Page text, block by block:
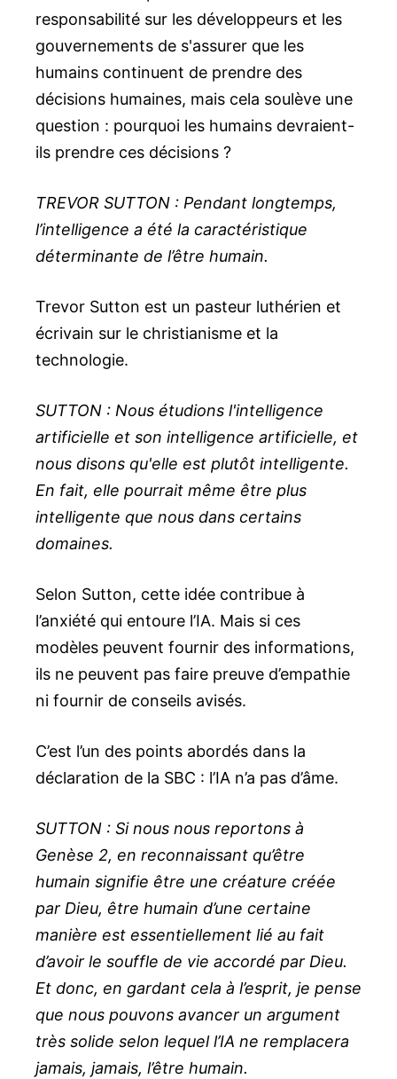
responsabilité sur les développeurs et les
gouvernements de s'assurer que les
humains continuent de prendre des
décisions humaines, mais cela soulève une
question : pourquoi les humains devraient-
ils prendre ces décisions ?
TREVOR SUTTON : Pendant longtemps,
l’intelligence a été la caractéristique
déterminante de l’être humain.
Trevor Sutton est un pasteur luthérien et
écrivain sur le christianisme et la
technologie.
SUTTON : Nous étudions l'intelligence
artificielle et son intelligence artificielle, et
nous disons qu'elle est plutôt intelligente.
En fait, elle pourrait même être plus
intelligente que nous dans certains
domaines.
Selon Sutton, cette idée contribue à
l’anxiété qui entoure l’IA. Mais si ces
modèles peuvent fournir des informations,
ils ne peuvent pas faire preuve d’empathie
ni fournir de conseils avisés.
C’est l’un des points abordés dans la
déclaration de la SBC : l’IA n’a pas d’âme.
SUTTON : Si nous nous reportons à
Genèse 2, en reconnaissant qu’être
humain signifie être une créature créée
par Dieu, être humain d’une certaine
manière est essentiellement lié au fait
d’avoir le souffle de vie accordé par Dieu.
Et donc, en gardant cela à l’esprit, je pense
que nous pouvons avancer un argument
très solide selon lequel l’IA ne remplacera
jamais, jamais, l’être humain.